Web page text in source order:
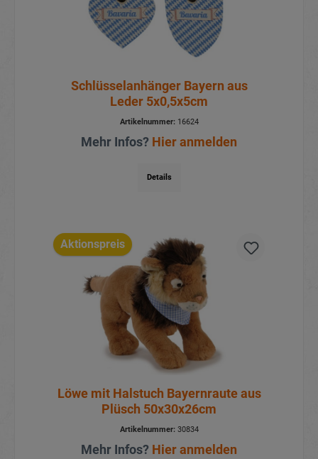
Schlüsselanhänger Bayern aus
Leder 5x0,5x5cm
Artikelnummer:16624
Aktionspreis
Löwe mit Halstuch Bayernraute aus
Plüsch 50x30x26cm
Artikelnummer:30834